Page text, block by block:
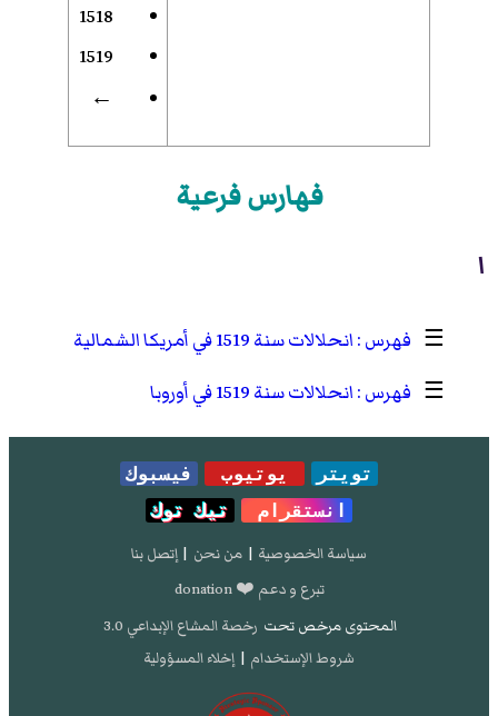
1518
1519
←
فهارس فرعية
ا
☰
انحلالات سنة 1519 في أمريكا الشمالية
☰
انحلالات سنة 1519 في أوروبا
تويتر يوتيوب
فيسبوك
انستقرام
تيك توك
سياسة الخصوصية | من نحن | إتصل بنا
تبرع و دعم ❤️ donation
المحتوى مرخص تحت رخصة المشاع الإبداعي 3.0
شروط الإستخدام | إخلاء المسؤولية